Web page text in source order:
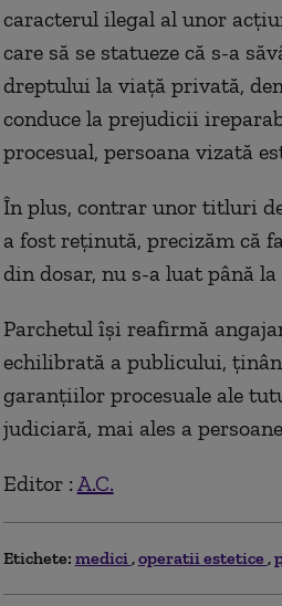
caracterul ilegal al unor
care să se statueze că s-a
dreptului la viață privată,
conduce la prejudicii
procesual, persoana vizată
În plus, contrar unor titluri
a fost reținută, precizăm că
din dosar, nu s-a luat până
Parchetul își reafirmă
echilibrată a publicului,
garanțiilor procesuale ale
judiciară, mai ales a
Editor : A.C.
Etichete: medici operatii estetice